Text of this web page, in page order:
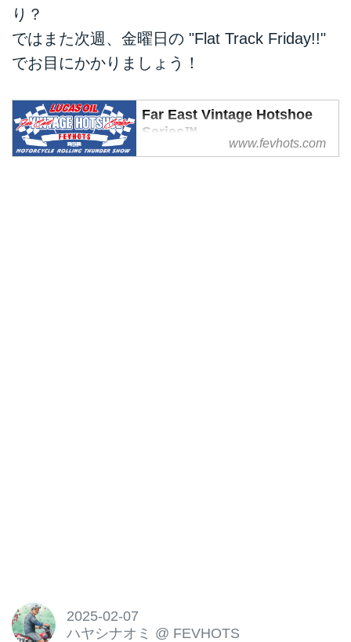
り？
ではまた次週、金曜日の "Flat Track Friday!!"
でお目にかかりましょう！
Far East Vintage Hotshoe
Series™
www.fevhots.com
2025-02-07
ハヤシナオミ @ FEVHOTS